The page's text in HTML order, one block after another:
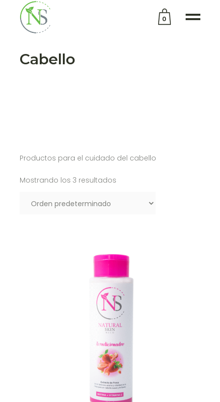
0
Cabello
Productos para el cuidado del cabello
Mostrando los 3 resultados